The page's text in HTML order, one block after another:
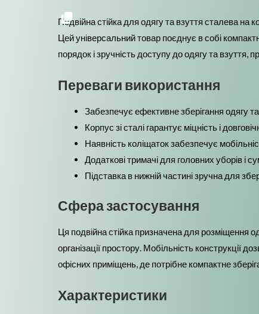
Подвійна стійка для одягу та взуття сталева
Цей універсальний товар поєднує в собі
порядок і зручність доступу до одягу та
Переваги використання
Забезпечує ефективне зберігання одягу
Корпус зі сталі гарантує міцність і
Наявність коліщаток забезпечує
Додаткові тримачі для головних уборів і
Підставка в нижній частині зручна для
Сфера застосування
Ця подвійна стійка призначена для розміщення
організації простору. Мобільність конструкції
офісних приміщень, де потрібне компактне
Характеристики